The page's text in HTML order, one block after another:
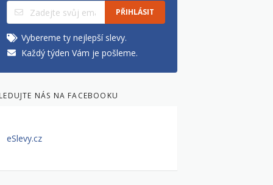
PŘIHLÁSIT
Vybereme ty nejlepší slevy.
Každý týden Vám je pošleme.
NÁS NA FACEBOOKU
eSlevy.cz